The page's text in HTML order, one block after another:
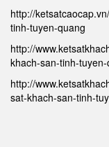
http://
tinh-tuyen-quang
http://
khach-san-tinh-
http://
sat-khach-san-tinh-